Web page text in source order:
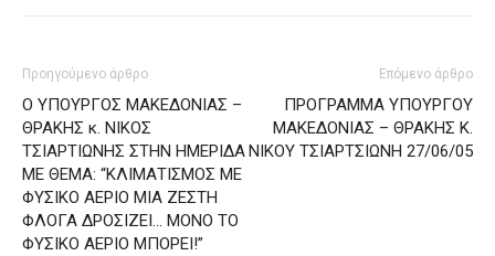
Προηγούμενο άρθρο
Ο ΥΠΟΥΡΓΟΣ ΜΑΚΕΔΟΝΙΑΣ –
ΘΡΑΚΗΣ κ. ΝΙΚΟΣ
ΤΣΙΑΡΤΙΩΝΗΣ ΣΤΗΝ ΗΜΕΡΙΔΑ
ΜΕ ΘΕΜΑ: “ΚΛΙΜΑΤΙΣΜΟΣ ΜΕ
ΦΥΣΙΚΟ ΑΕΡΙΟ ΜΙΑ ΖΕΣΤΗ
ΦΛΟΓΑ ΔΡΟΣΙΖΕΙ… ΜΟΝΟ ΤΟ
ΦΥΣΙΚΟ ΑΕΡΙΟ ΜΠΟΡΕΙ!”
Επόμενο άρθρο
ΠΡΟΓΡΑΜΜΑ ΥΠΟΥΡΓΟΥ
ΜΑΚΕΔΟΝΙΑΣ – ΘΡΑΚΗΣ Κ.
ΝΙΚΟΥ ΤΣΙΑΡΤΣΙΩΝΗ 27/06/05